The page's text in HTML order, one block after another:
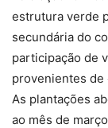
estrutura verde
secundária do
participação de
provenientes de
As plantações
ao mês de